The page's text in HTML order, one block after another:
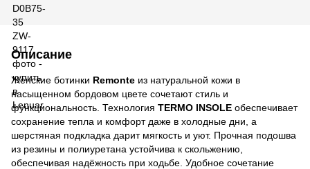
Описание
Женские ботинки Remonte из натуральной кожи в
насыщенном бордовом цвете сочетают стиль и
функциональность. Технология TERMO INSOLE обеспечивает
сохранение тепла и комфорт даже в холодные дни, а
шерстяная подкладка дарит мягкость и уют. Прочная подошва
из резины и полиуретана устойчива к скольжению,
обеспечивая надёжность при ходьбе. Удобное сочетание